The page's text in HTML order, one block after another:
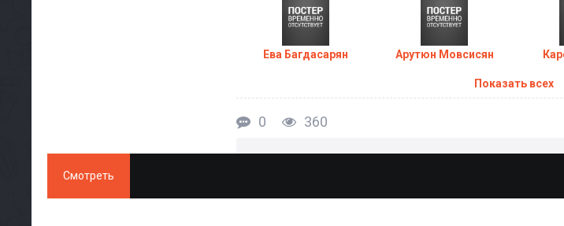
Ева Багдасарян Арутюн Мовсисян
Показать всех
0 360
Смотреть